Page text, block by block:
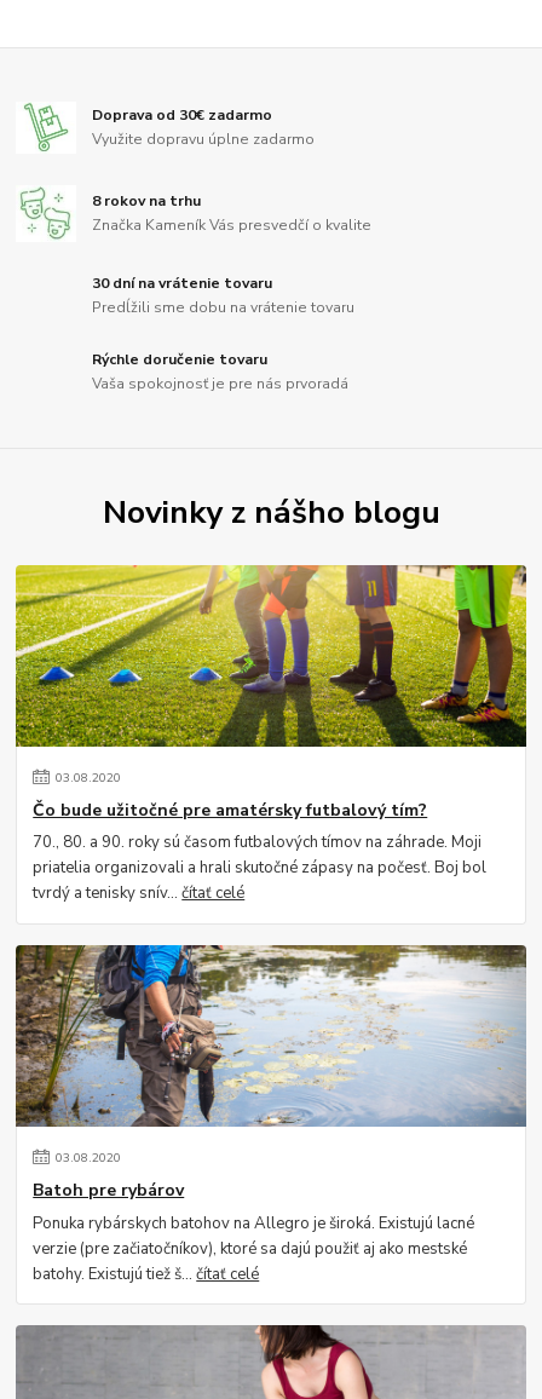
Doprava od 30€ zadarmo
Využite dopravu úplne zadarmo
8 rokov na trhu
Značka Kameník Vás presvedčí o kvalite
30 dní na vrátenie tovaru
Predĺžili sme dobu na vrátenie tovaru
Rýchle doručenie tovaru
Vaša spokojnosť je pre nás prvoradá
Novinky z nášho blogu
03.08.2020
Čo bude užitočné pre amatérsky futbalový tím?
70., 80. a 90. roky sú časom futbalových tímov na záhrade. Moji
priatelia organizovali a hrali skutočné zápasy na počesť. Boj bol
tvrdý a tenisky snív...čítať celé
03.08.2020
Batoh pre rybárov
Ponuka rybárskych batohov na Allegro je široká. Existujú lacné
verzie (pre začiatočníkov), ktoré sa dajú použiť aj ako mestské
batohy. Existujú tiež š...čítať celé